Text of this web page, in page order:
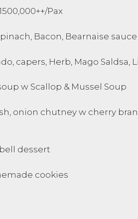
Pax
Bacon, Bearnaise sauce
capers, Herb, Mago Saldsa,
w Scallop & Mussel Soup
onion chutney w cherry
dessert
cookies